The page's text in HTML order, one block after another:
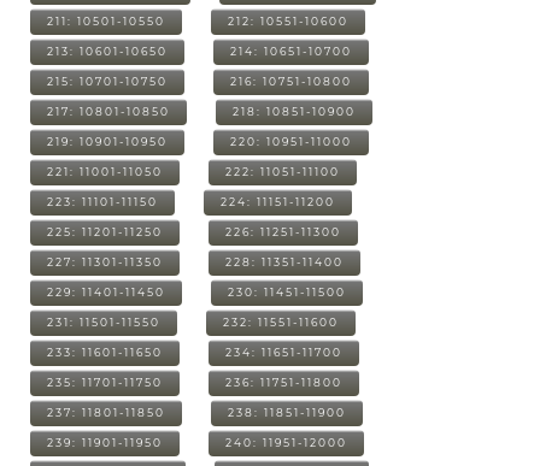
211: 10501-10550 212: 10551-10600
213: 10601-10650 214: 10651-10700
215: 10701-10750 216: 10751-10800
217: 10801-10850 218: 10851-10900
219: 10901-10950 220: 10951-11000
221: 11001-11050 222: 11051-11100
223: 11101-11150 224: 11151-11200
225: 11201-11250 226: 11251-11300
227: 11301-11350 228: 11351-11400
229: 11401-11450 230: 11451-11500
231: 11501-11550 232: 11551-11600
233: 11601-11650 234: 11651-11700
235: 11701-11750 236: 11751-11800
237: 11801-11850 238: 11851-11900
239: 11901-11950 240: 11951-12000